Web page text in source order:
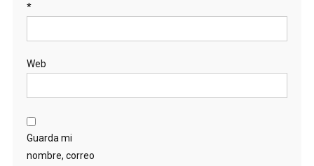
*
Web
Guarda mi
nombre, correo